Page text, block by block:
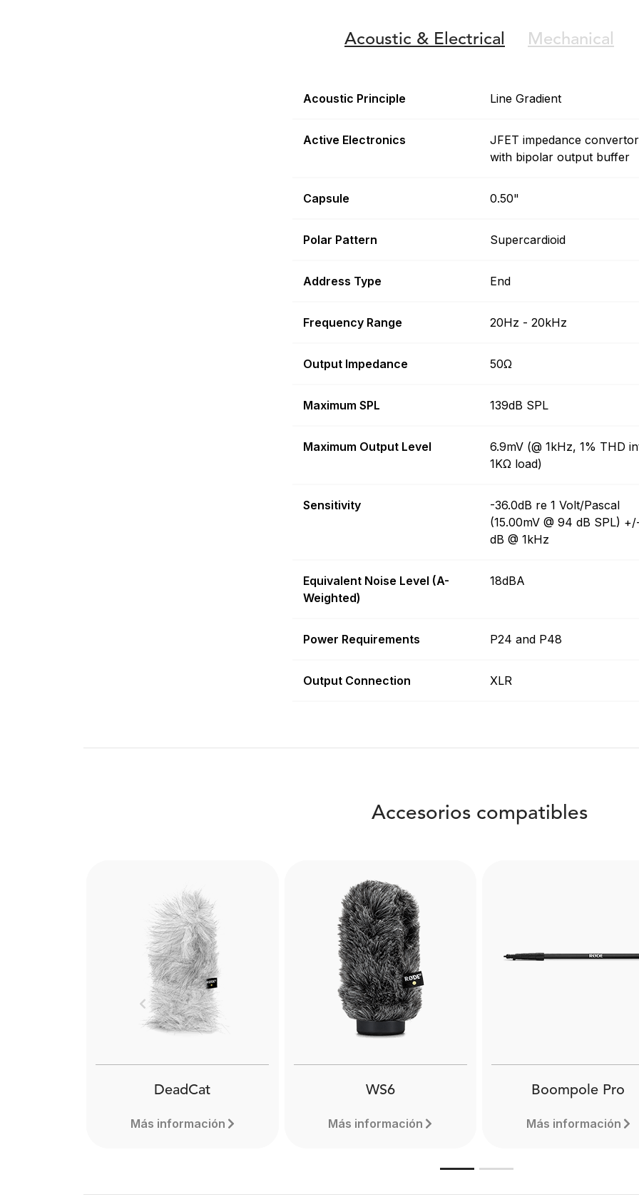
Acoustic & Electrical Mechanical
Acoustic Principle Line Gradient
Active Electronics
JFET impedance convertor
with bipolar output buffer
Capsule 0.50"
Polar Pattern Supercardioid
Address Type End
Frequency Range 20Hz - 20kHz
Output Impedance 50Ω
Maximum SPL 139dB SPL
Maximum Output Level
6.9mV (@ 1kHz, 1% THD
1KΩ load)
Sensitivity
-36.0dB re 1 Volt/Pascal
(15.00mV @ 94 dB SPL)
dB @ 1kHz
Equivalent Noise Level (A-
Weighted)
18dBA
Power Requirements P24 and P48
Output Connection XLR
Accesorios compatibles
DeadCat
Más información
WS6
Más información
Boompole Pro
Más información
Previous